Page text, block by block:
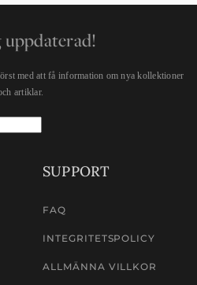
uppdaterad!
med att få information om nya kollektioner
artiklar.
SUPPORT
FAQ
INTEGRITETSPOLICY
ALLMÄNNA VILLKOR